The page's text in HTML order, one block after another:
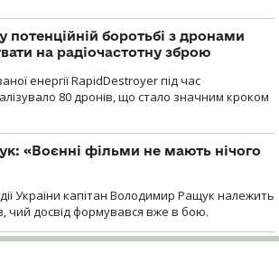
боротьбі з дронами
на радіочастотну зброю
енергії RapidDestroyer під час
80 дронів, що стало значним кроком
«Воєнні фільми не мають нічого
України капітан Володимир Ращук належить
чий досвід формувався вже в бою.